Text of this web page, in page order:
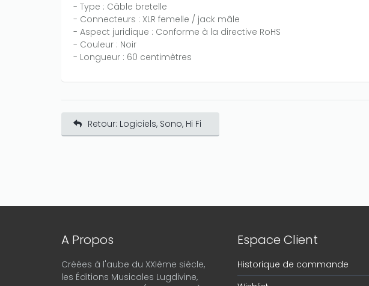
- Type : Câble bretelle
- Connecteurs : XLR femelle / jack mâle
- Aspect juridique : Conforme à la directive RoHS
- Couleur : Noir
- Longueur : 60 centimètres
Retour: Logiciels, Sono, Hi Fi
A Propos
Créées à l'aube du XXIème siècle,
les Éditions Musicales Lugdivine,
Espace Client
Historique de commande